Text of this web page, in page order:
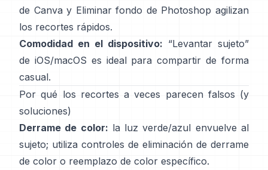
de Canva y Eliminar fondo de Photoshop agilizan
los recortes rápidos.
Comodidad en el dispositivo: “Levantar sujeto”
de iOS/macOS es ideal para compartir de forma
casual.
Por qué los recortes a veces parecen falsos (y
soluciones)
Derrame de color: la luz verde/azul envuelve al
sujeto; utiliza controles de eliminación de derrame
de color o reemplazo de color específico.